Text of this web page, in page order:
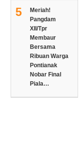
5
Meriah!
Pangdam
XII/Tpr
Membaur
Bersama
Ribuan Warga
Pontianak
Nobar Final
Piala…